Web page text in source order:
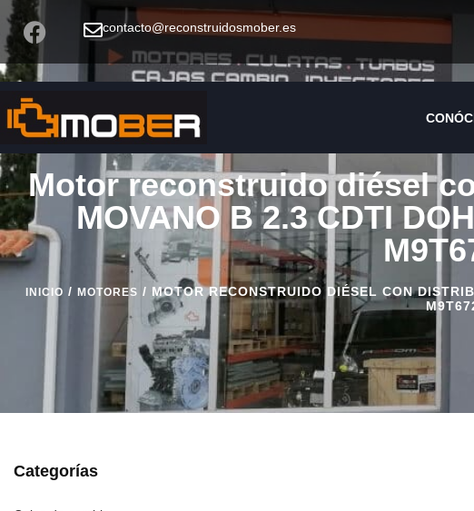
contacto@reconstruidosmober.es
Motor reconstruido diésel
MOVANO B 2.3 CDTI
INICIO / MOTORES / MOTOR RECONSTRUIDO DIÉSEL CON
Categorías